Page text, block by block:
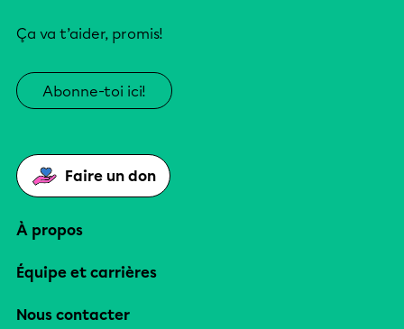
Ça va t’aider, promis!
Abonne-toi ici!
Faire un don
À propos
Équipe et carrières
Nous contacter